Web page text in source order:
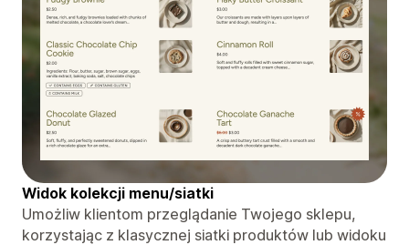
Widok kolekcji menu/siatki
Umożliw klientom przeglądanie Twojego sklepu,
korzystając z klasycznej siatki produktów lub widoku